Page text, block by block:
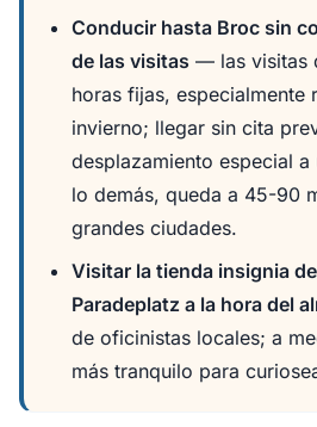
Conducir hasta Broc sin
de las visitas — las visitas
horas fijas, especialmente
invierno; llegar sin cita
desplazamiento especial
lo demás, queda a 45-90
grandes ciudades.
Visitar la tienda insignia
Paradeplatz a la hora del
de oficinistas locales; a
más tranquilo para